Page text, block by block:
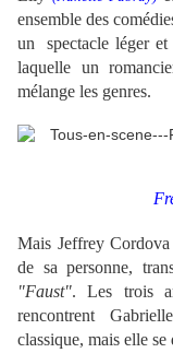
ensemble des
un
spectacle léger
laquelle un
mélange les genres.
Mais Jeffrey Cordova
de sa personne,
"Faust". Les trois
rencontrent
classique, mais elle